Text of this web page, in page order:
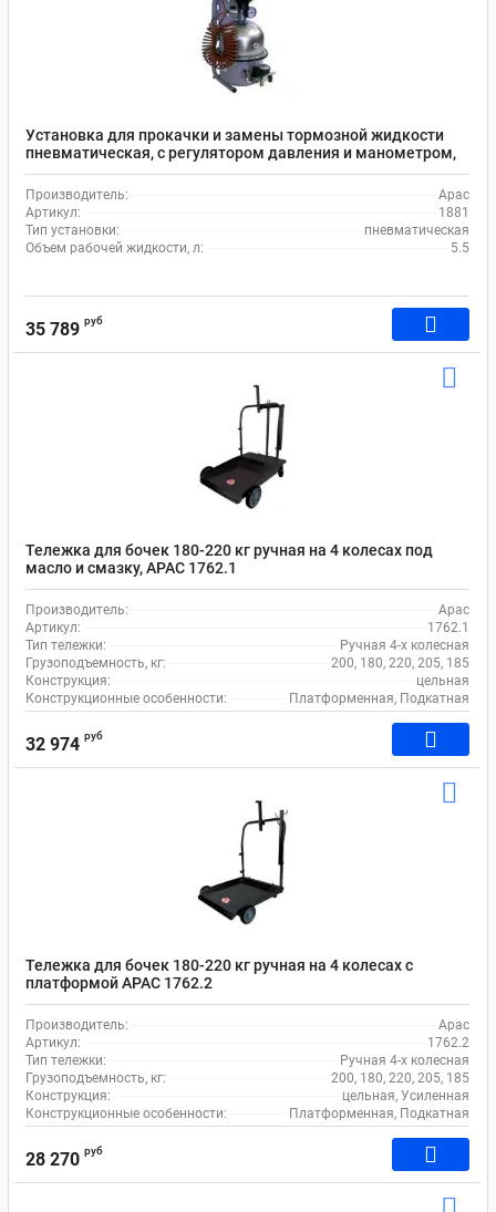
Установка для прокачки и замены тормозной жидкости
пневматическая, с регулятором давления и манометром,
емкость 5.5 л Apac 1881
Производитель:
Apac
Артикул:
1881
Тип установки:
пневматическая
Объем рабочей жидкости, л:
5.5
35 789 руб
Тележка для бочек 180-220 кг ручная на 4 колесах под
масло и смазку, APAC 1762.1
Производитель:
Apac
Артикул:
1762.1
Тип тележки:
Ручная 4-х колесная
Грузоподъемность, кг:
200, 180, 220, 205, 185
Конструкция:
цельная
Конструкционные особенности:
Платформенная, Подкатная
32 974 руб
Тележка для бочек 180-220 кг ручная на 4 колесах с
платформой APAC 1762.2
Производитель:
Apac
Артикул:
1762.2
Тип тележки:
Ручная 4-х колесная
Грузоподъемность, кг:
200, 180, 220, 205, 185
Конструкция:
цельная, Усиленная
Конструкционные особенности:
Платформенная, Подкатная
28 270 руб